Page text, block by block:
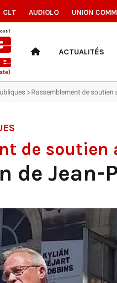
CLT AUDIOLO UNION
ACTUALITÉS
Rassemblement de
de
de Jean-